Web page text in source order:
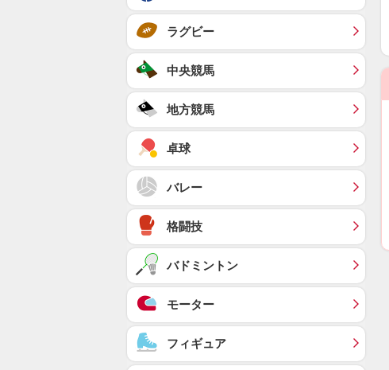
ラグビー
中央競馬
地方競馬
卓球
バレー
格闘技
バドミントン
モーター
フィギュア